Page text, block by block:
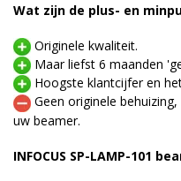
Wat zijn de plus- en
Originele kwaliteit.
Maar liefst 6 maanden
Hoogste klantcijfer en
Geen originele
uw beamer.
INFOCUS SP-LAMP-101